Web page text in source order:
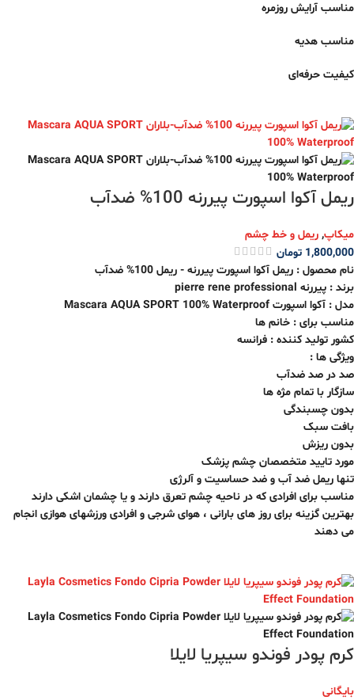
مناسب آرایش روزمره
مناسب هدیه
کیفیت حرفه‌ای
ریمل آکوا اسپورت پیررنه 100% ضدآب
میکاپ, ریمل و خط چشم
1,800,000 تومان
نام محصول : ریمل آکوا اسپورت پیررنه - ریمل 100% ضدآب
برند : پیررنه pierre rene professional
مدل : آکوا اسپورت Mascara AQUA SPORT 100% Waterproof
مناسب برای : خانم ها
کشور تولید کننده : فرانسه
ویژگی ها :
صد در صد ضدآب
سازگار با تمام مژه ها
بدون چسبندگی
بافت سبک
بدون ریزش
مورد تایید متخصصان چشم پزشک
تنها ریمل ضد آب و ضد حساسیت و آلرژی
مناسب برای افرادی که در ناحیه چشم تعرق دارند و یا چشمان اشکی دارند
بهترین گزینه برای روز های بارانی ، هوای شرجی و افرادی ورزشهای هوازی انجام
می دهند
کرم پودر فوندو سیپریا لایلا
بایگانی